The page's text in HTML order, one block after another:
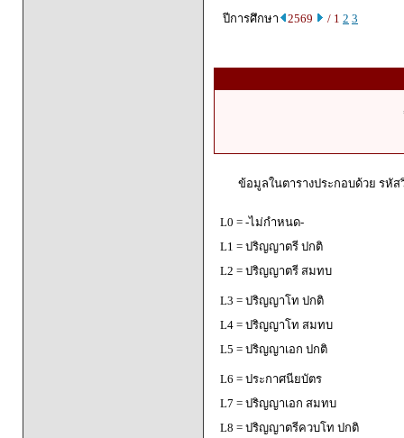
ปีการศึกษา
2569 / 1 2 3
ข้อมูลในตารางประกอบด้วย รหั
L0 = -ไม่กำหนด-
L1 = ปริญญาตรี ปกติ
L2 = ปริญญาตรี สมทบ
L3 = ปริญญาโท ปกติ
L4 = ปริญญาโท สมทบ
L5 = ปริญญาเอก ปกติ
L6 = ประกาศนียบัตร
L7 = ปริญญาเอก สมทบ
L8 = ปริญญาตรีควบโท ปกติ